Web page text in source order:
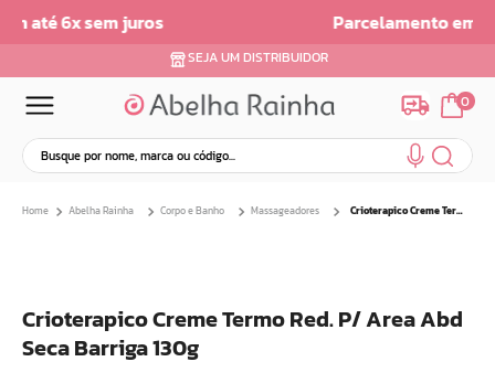
Parcelamento em ate 6x sem Juros
SEJA UM DISTRIBUIDOR
0
Busque por nome, marca ou código...
Abelha Rainha Corpo e Banho Massageadores Crioterapico Creme Termo Red. P/ Area Abd Seca Barriga 130g
Crioterapico Creme Termo Red. P/ Area Abd
Seca Barriga 130g
4º
bom medico
5º
renovil